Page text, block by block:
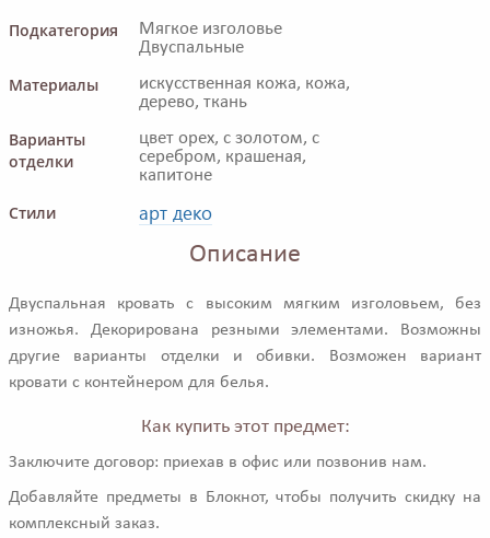
Подкатегория
Мягкое изголовье
Двуспальные
Материалы
искусственная кожа, кожа,
дерево, ткань
Варианты
отделки
цвет орех, с золотом, с
серебром, крашеная,
капитоне
Стили арт деко
Описание
Двуспальная кровать с высоким мягким изголовьем, без
изножья. Декорирована резными элементами. Возможны
другие варианты отделки и обивки. Возможен вариант
кровати с контейнером для белья.
Как купить этот предмет:
Заключите договор: приехав в офис или позвонив нам.
Добавляйте предметы в Блокнот, чтобы получить скидку на
комплексный заказ.